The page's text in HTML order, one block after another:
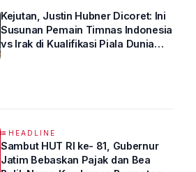
Kejutan, Justin Hubner Dicoret: Ini
Susunan Pemain Timnas Indonesia
vs Irak di Kualifikasi Piala Dunia
HEADLINE
Sambut HUT RI ke- 81, Gubernur
Jatim Bebaskan Pajak dan Bea